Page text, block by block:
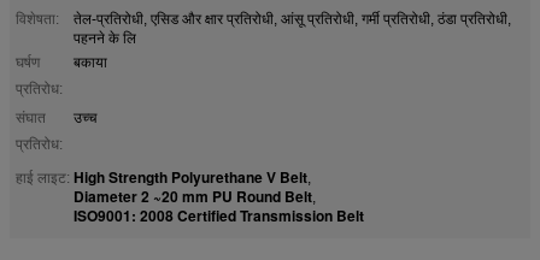
विशेषता:
तेल-प्रतिरोधी, एसिड और क्षार प्रतिरोधी, आंसू प्रतिरोधी, गर्मी प्रतिरोधी, ठंडा प्रतिरोधी,
पहनने के लि
घर्षण
प्रतिरोध:
बकाया
संघात
प्रतिरोध:
उच्च
हाई लाइट: High Strength Polyurethane V Belt,
Diameter 2 ~20 mm PU Round Belt,
ISO9001: 2008 Certified Transmission Belt